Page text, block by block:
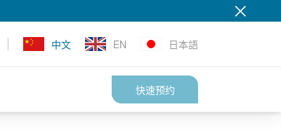
中文 EN 日本語
快速预约